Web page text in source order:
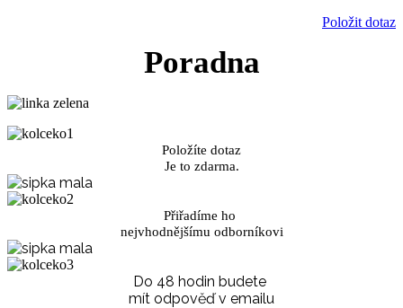
Položit dotaz
Poradna
Položíte dotaz
Je to zdarma.
Přiřadíme ho
nejvhodnějšímu odborníkovi
Do 48 hodin budete
mít odpověď v emailu